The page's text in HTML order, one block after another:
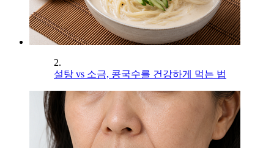
2.
설탕 vs 소금, 콩국수를 건강하게 먹는 법